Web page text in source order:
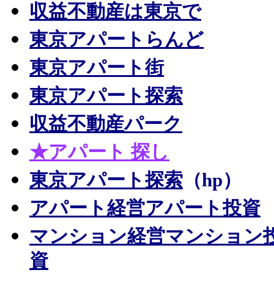
収益不動産は東京で
東京アパートらんど
東京アパート街
東京アパート探索
収益不動産パーク
★アパート 探し
東京アパート探索 （hp）
アパート経営アパート投資
マンション経営マンション
資